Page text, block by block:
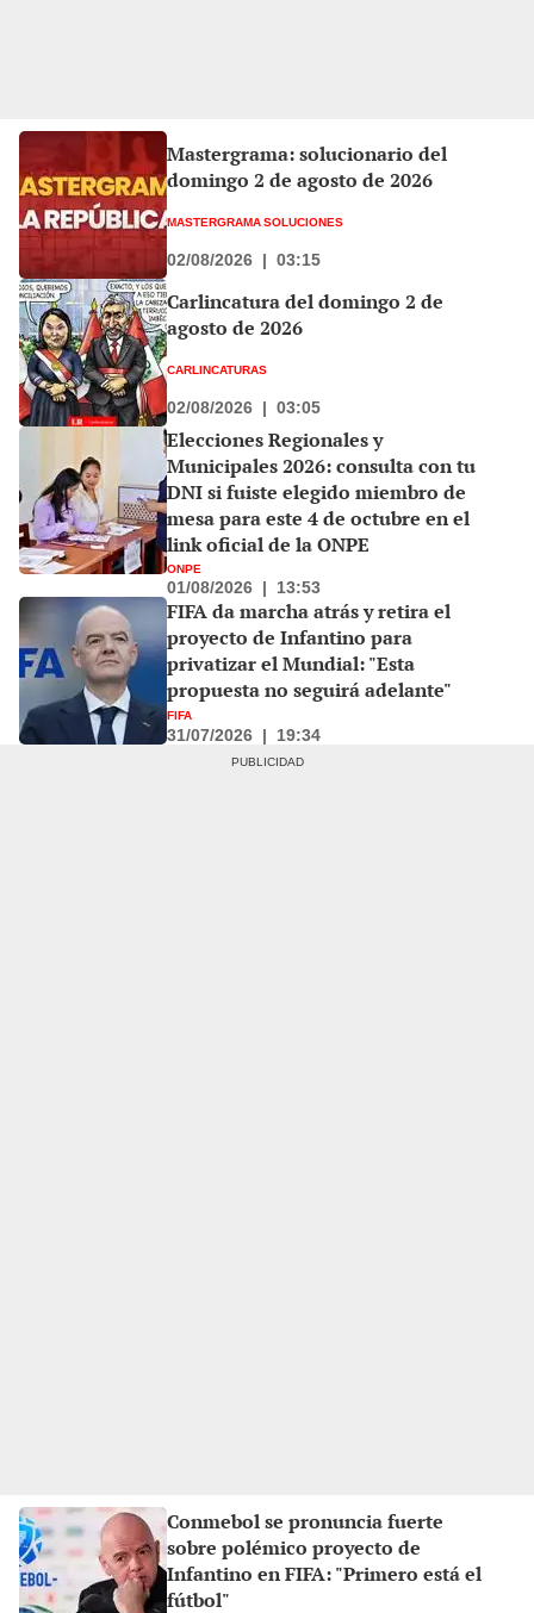
Mastergrama: solucionario del
domingo 2 de agosto de 2026
MASTERGRAMA SOLUCIONES
02/08/2026 | 03:15
Carlincatura del domingo 2 de
agosto de 2026
CARLINCATURAS
02/08/2026 | 03:05
Elecciones Regionales y
Municipales 2026: consulta con tu
DNI si fuiste elegido miembro de
mesa para este 4 de octubre en el
link oficial de la ONPE
ONPE
01/08/2026 | 13:53
FIFA da marcha atrás y retira el
proyecto de Infantino para
privatizar el Mundial: "Esta
propuesta no seguirá adelante"
FIFA
31/07/2026 | 19:34
Conmebol se pronuncia fuerte
sobre polémico proyecto de
Infantino en FIFA: "Primero está el
fútbol"